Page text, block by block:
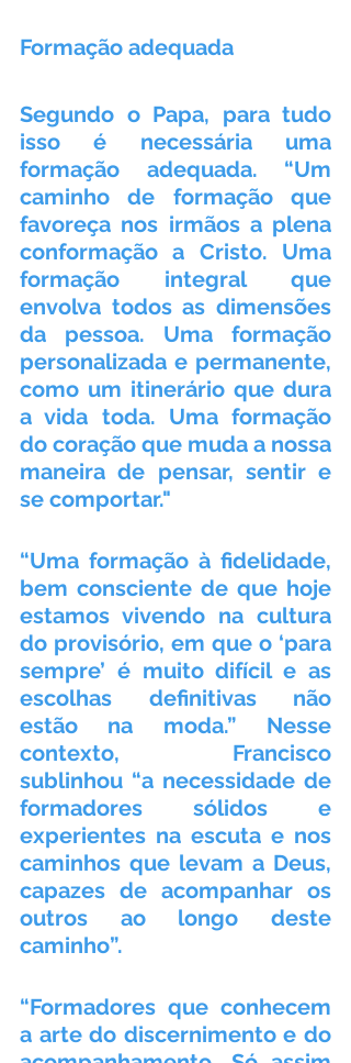
Formação adequada
Segundo o Papa, para tudo
isso é necessária uma
formação adequada. “Um
caminho de formação que
favoreça nos irmãos a plena
conformação a Cristo. Uma
formação integral que
envolva todos as dimensões
da pessoa. Uma formação
personalizada e permanente,
como um itinerário que dura
a vida toda. Uma formação
do coração que muda a nossa
maneira de pensar, sentir e
se comportar."
“Uma formação à fidelidade,
bem consciente de que hoje
estamos vivendo na cultura
do provisório, em que o ‘para
sempre’ é muito difícil e as
escolhas definitivas não
estão na moda.” Nesse
contexto, Francisco
sublinhou “a necessidade de
formadores sólidos e
experientes na escuta e nos
caminhos que levam a Deus,
capazes de acompanhar os
outros ao longo deste
caminho”.
“Formadores que conhecem
a arte do discernimento e do